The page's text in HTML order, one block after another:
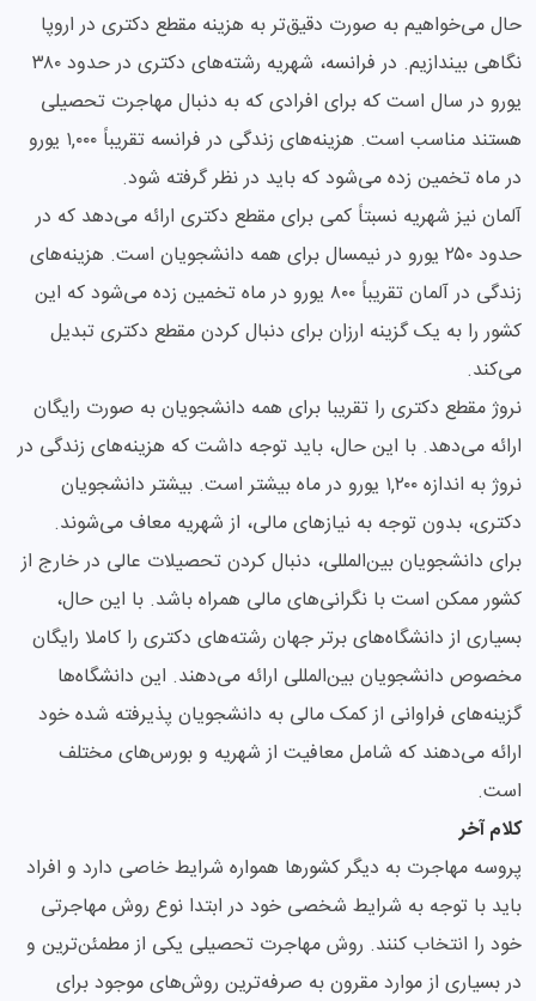
حال می‌خواهیم به صورت دقیق‌تر به هزینه مقطع دکتری در اروپا
نگاهی بیندازیم. در فرانسه، شهریه رشته‌های دکتری در حدود ۳۸۰
یورو در سال است که برای افرادی که به دنبال مهاجرت تحصیلی
هستند مناسب است. هزینه‌های زندگی در فرانسه تقریباً ۱,۰۰۰ یورو
در ماه تخمین زده می‌شود که باید در نظر گرفته شود.
آلمان نیز شهریه نسبتاً کمی برای مقطع دکتری ارائه می‌دهد که در
حدود ۲۵۰ یورو در نیمسال برای همه دانشجویان است. هزینه‌های
زندگی در آلمان تقریباً ۸۰۰ یورو در ماه تخمین زده می‌شود که این
کشور را به یک گزینه ارزان برای دنبال کردن مقطع دکتری تبدیل
می‌کند.
نروژ مقطع دکتری را تقریبا برای همه دانشجویان به صورت رایگان
ارائه می‌دهد. با این حال، باید توجه داشت که هزینه‌های زندگی در
نروژ به اندازه ۱,۲۰۰ یورو در ماه بیشتر است. بیشتر دانشجویان
دکتری، بدون توجه به نیازهای مالی، از شهریه معاف می‌شوند.
برای دانشجویان بین‌المللی، دنبال کردن تحصیلات عالی در خارج از
کشور ممکن است با نگرانی‌های مالی همراه باشد. با این حال،
بسیاری از دانشگاه‌های برتر جهان رشته‌های دکتری را کاملا رایگان
مخصوص دانشجویان بین‌المللی ارائه می‌دهند. این دانشگاه‌ها
گزینه‌های فراوانی از کمک مالی به دانشجویان پذیرفته شده خود
ارائه می‌دهند که شامل معافیت از شهریه و بورس‌های مختلف
است.
کلام آخر
پروسه مهاجرت به دیگر کشورها همواره شرایط خاصی دارد و افراد
باید با توجه به شرایط شخصی خود در ابتدا نوع روش مهاجرتی
خود را انتخاب کنند. روش مهاجرت تحصیلی یکی از مطمئن‌ترین و
در بسیاری از موارد مقرون به صرفه‌ترین روش‌های موجود برای